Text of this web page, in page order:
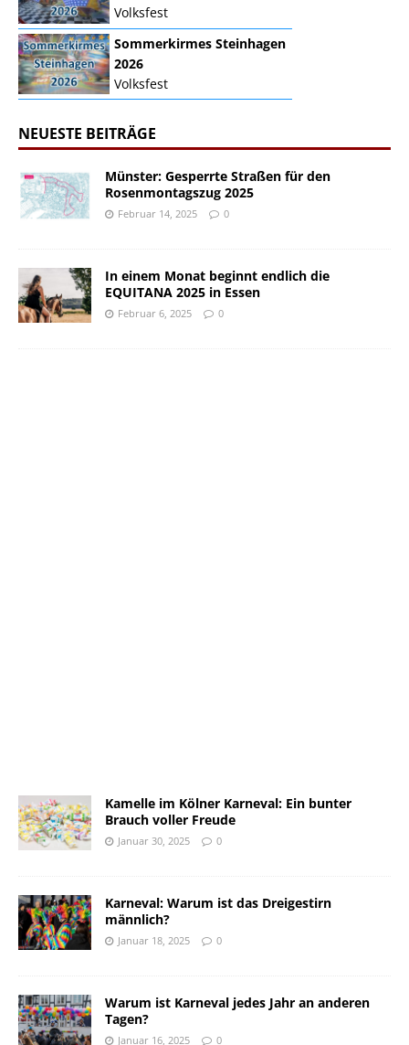
Volksfest
Sommerkirmes Steinhagen
2026
Volksfest
NEUESTE BEITRÄGE
Münster: Gesperrte Straßen für den
Rosenmontagszug 2025
Februar 14, 2025 0
In einem Monat beginnt endlich die
EQUITANA 2025 in Essen
Februar 6, 2025 0
Kamelle im Kölner Karneval: Ein bunter
Brauch voller Freude
Januar 30, 2025 0
Karneval: Warum ist das Dreigestirn
männlich?
Januar 18, 2025 0
Warum ist Karneval jedes Jahr an anderen
Tagen?
Januar 16, 2025 0